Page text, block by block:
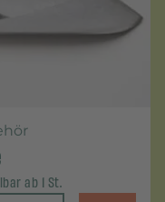
ab 1 St.